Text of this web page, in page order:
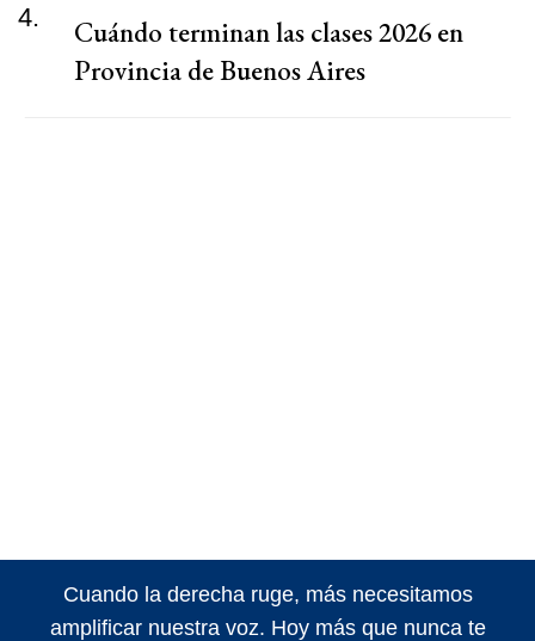
4.
Cuándo terminan las clases 2026 en
Provincia de Buenos Aires
Cuando la derecha ruge, más necesitamos
amplificar nuestra voz. Hoy más que nunca te